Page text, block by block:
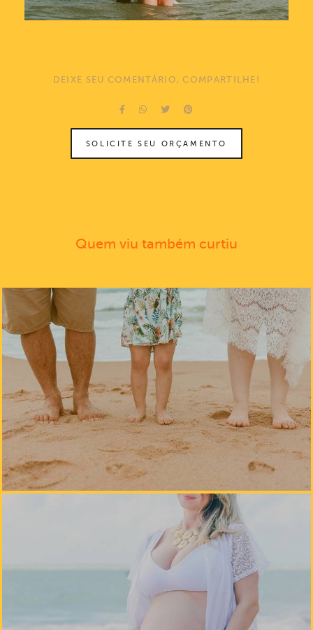
DEIXE SEU COMENTÁRIO, COMPARTILHE!
SOLICITE SEU ORÇAMENTO
Quem viu também curtiu